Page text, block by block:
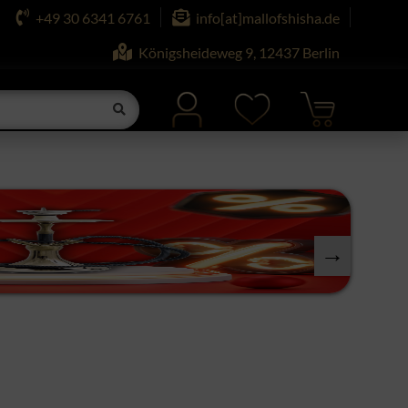
+49 30 6341 6761
info[at]mallofshisha.de
Königsheideweg 9, 12437 Berlin
next